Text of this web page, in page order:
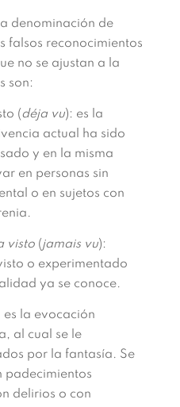
denominación de
falsos reconocimientos
no se ajustan a la
son:
(déja vu): es la
actual ha sido
y en la misma
en personas sin
o en sujetos con
visto(jamais vu):
o experimentado
ya se conoce.
es la evocación
al cual se le
por la fantasía. Se
padecimientos
delirios o con